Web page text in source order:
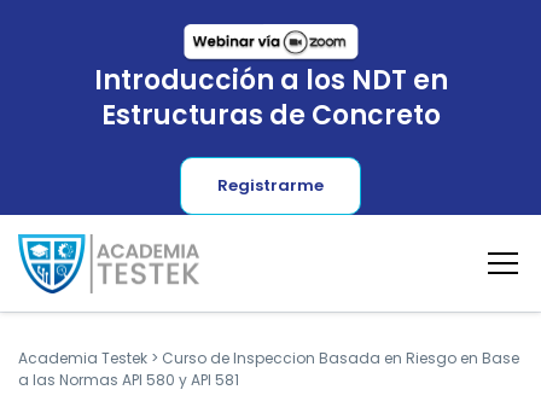
Introducción a los NDT en
Estructuras de Concreto
Registrarme
Academia Testek > Curso de Inspeccion Basada en Riesgo en Base
a las Normas API 580 y API 581